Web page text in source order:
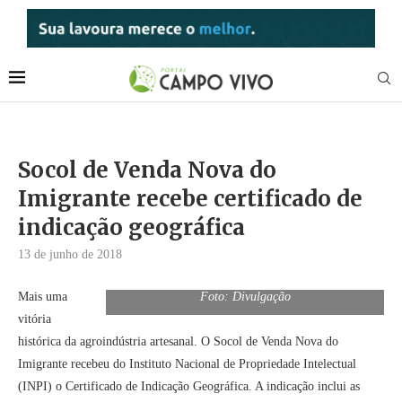
Socol de Venda Nova do
Imigrante recebe certificado de
indicação geográfica
13 de junho de 2018
Foto: Divulgação
Mais uma
vitória
histórica da agroindústria artesanal. O Socol de Venda Nova do
Imigrante recebeu do Instituto Nacional de Propriedade Intelectual
(INPI) o Certificado de Indicação Geográfica. A indicação inclui as